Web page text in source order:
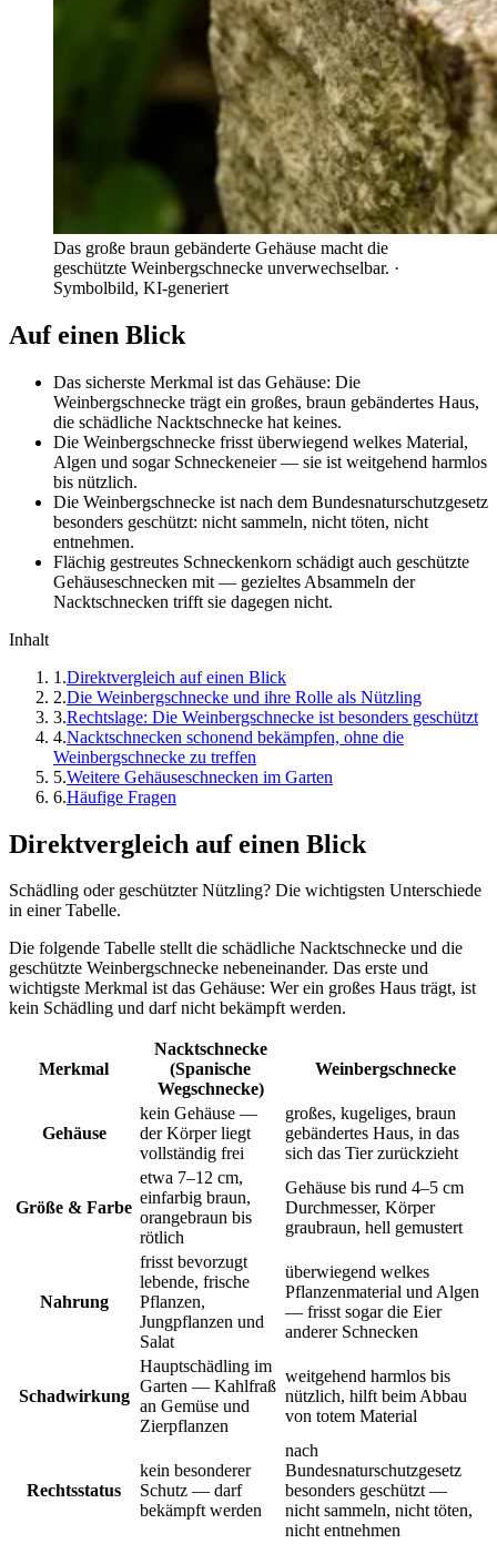
Das große braun gebänderte Gehäuse macht die
geschützte Weinbergschnecke unverwechselbar. ·
Symbolbild, KI-generiert
Auf einen Blick
Das sicherste Merkmal ist das Gehäuse: Die
Weinbergschnecke trägt ein großes, braun gebändertes Haus,
die schädliche Nacktschnecke hat keines.
Die Weinbergschnecke frisst überwiegend welkes Material,
Algen und sogar Schneckeneier — sie ist weitgehend harmlos
bis nützlich.
Die Weinbergschnecke ist nach dem Bundesnaturschutzgesetz
besonders geschützt: nicht sammeln, nicht töten, nicht
entnehmen.
Flächig gestreutes Schneckenkorn schädigt auch geschützte
Gehäuseschnecken mit — gezieltes Absammeln der
Nacktschnecken trifft sie dagegen nicht.
Inhalt
1 .Direktvergleich auf einen Blick
2.Die Weinbergschnecke und ihre Rolle als Nützling
3.Rechtslage: Die Weinbergschnecke ist besonders geschützt
4.Nacktschnecken schonend bekämpfen, ohne die
Weinbergschnecke zu treffen
5.Weitere Gehäuseschnecken im Garten
6.Häufige Fragen
Direktvergleich auf einen Blick
Schädling oder geschützter Nützling? Die wichtigsten Unterschiede
in einer Tabelle.
Die folgende Tabelle stellt die schädliche Nacktschnecke und die
geschützte Weinbergschnecke nebeneinander. Das erste und
wichtigste Merkmal ist das Gehäuse: Wer ein großes Haus trägt, ist
kein Schädling und darf nicht bekämpft werden.
Merkmal
Nacktschnecke
(Spanische
Wegschnecke)
Weinbergschnecke
Gehäuse
kein Gehäuse —
der Körper liegt
vollständig frei
großes, kugeliges, braun
gebändertes Haus, in das
sich das Tier zurückzieht
Größe & Farbe
etwa 7–12 cm,
einfarbig braun,
orangebraun bis
rötlich
Gehäuse bis rund 4–5 cm
Durchmesser, Körper
graubraun, hell gemustert
Nahrung
frisst bevorzugt
lebende, frische
Pflanzen,
Jungpflanzen und
Salat
überwiegend welkes
Pflanzenmaterial und Algen
— frisst sogar die Eier
anderer Schnecken
Schadwirkung
Hauptschädling im
Garten — Kahlfraß
an Gemüse und
Zierpflanzen
weitgehend harmlos bis
nützlich, hilft beim Abbau
von totem Material
Rechtsstatus
kein besonderer
Schutz — darf
bekämpft werden
nach
Bundesnaturschutzgesetz
besonders geschützt —
nicht sammeln, nicht töten,
nicht entnehmen